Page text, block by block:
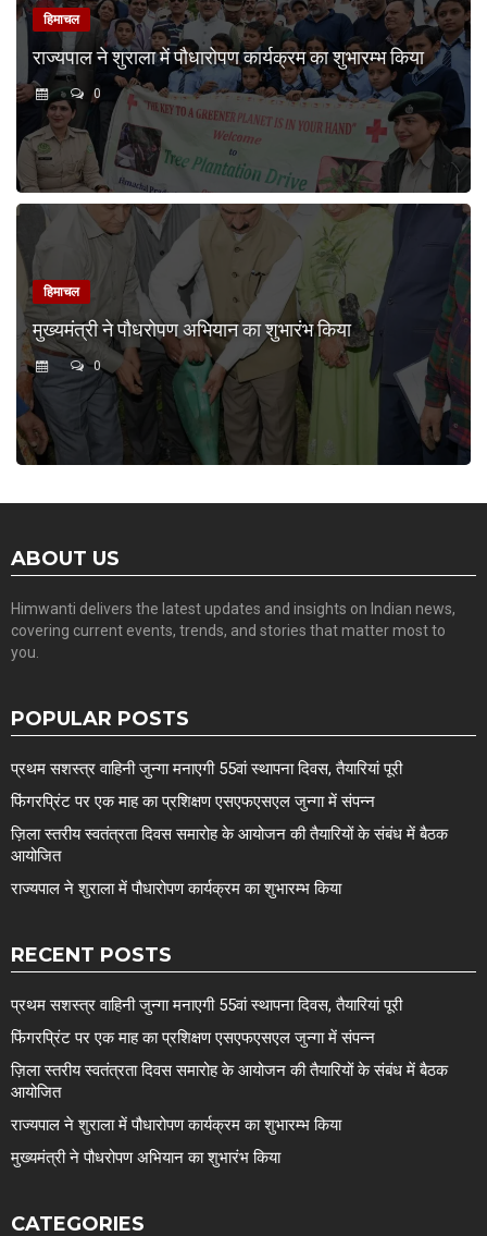
हिमाचल
राज्यपाल ने शुराला में पौधारोपण कार्यक्रम का शुभारम्भ किया
0
हिमाचल
मुख्यमंत्री ने पौधरोपण अभियान का शुभारंभ किया
0
ABOUT US
Himwanti delivers the latest updates and insights on Indian news,
covering current events, trends, and stories that matter most to
you.
POPULAR POSTS
प्रथम सशस्त्र वाहिनी जुन्गा मनाएगी 55वां स्थापना दिवस, तैयारियां पूरी
फिंगरप्रिंट पर एक माह का प्रशिक्षण एसएफएसएल जुन्गा में संपन्न
ज़िला स्तरीय स्वतंत्रता दिवस समारोह के आयोजन की तैयारियों के संबंध में बैठक
आयोजित
राज्यपाल ने शुराला में पौधारोपण कार्यक्रम का शुभारम्भ किया
RECENT POSTS
प्रथम सशस्त्र वाहिनी जुन्गा मनाएगी 55वां स्थापना दिवस, तैयारियां पूरी
फिंगरप्रिंट पर एक माह का प्रशिक्षण एसएफएसएल जुन्गा में संपन्न
ज़िला स्तरीय स्वतंत्रता दिवस समारोह के आयोजन की तैयारियों के संबंध में बैठक
आयोजित
राज्यपाल ने शुराला में पौधारोपण कार्यक्रम का शुभारम्भ किया
मुख्यमंत्री ने पौधरोपण अभियान का शुभारंभ किया
CATEGORIES